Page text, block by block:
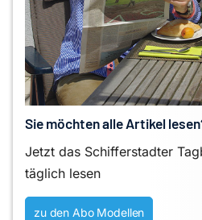
Sie möchten alle Artikel
Jetzt das Schifferstadter
täglich lesen
zu den Abo Modellen